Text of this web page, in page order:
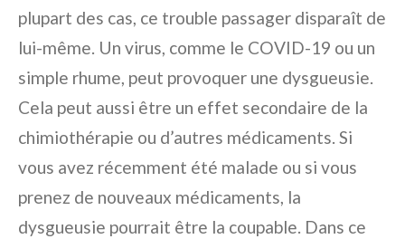
plupart des cas, ce trouble passager disparaît de
lui-même. Un virus, comme le COVID-19 ou un
simple rhume, peut provoquer une dysgueusie.
Cela peut aussi être un effet secondaire de la
chimiothérapie ou d’autres médicaments. Si
vous avez récemment été malade ou si vous
prenez de nouveaux médicaments, la
dysgueusie pourrait être la coupable. Dans ce